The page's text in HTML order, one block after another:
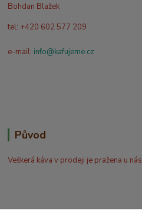
Bohdan Blažek
tel: +420 602 577 209
e-mail: info@kafujeme.cz
Původ
Veškerá káva v prodeji je pražena u nás